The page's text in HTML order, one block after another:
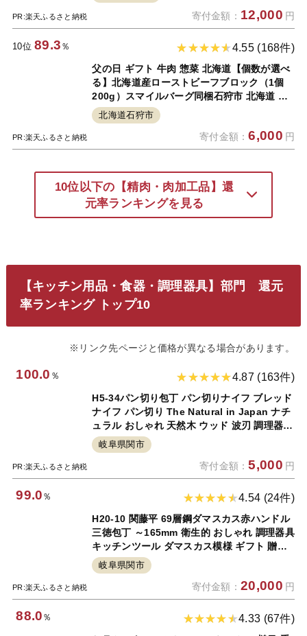
PR:楽天ふるさと納税
ァーム 12000円 36000円 72000円 144000円
寄付金額： 12,000 円
10位89.3 ％
PR:楽天ふるさと納税
4.55 (168件)
父の日 ギフト 牛肉 惣菜 北海道【個数が選べ
る】北海道産ローストビーフブロック（1個
200g）スマイルバーグ同梱石狩市 北海道 国
産牛 北海道牛 牛もも肉 ブロック肉 真空低温
調理 ビーフ ハンバーグ 人気 贈り物（のし対
北海道石狩市
寄付金額：6,000 円
10位以下の【精肉・肉加工品】還
元率ランキングを見る
【キッチン用品・食器・調理器具】部門 還元
率ランキング トップ10
※リンク先ページと価格が異なる場合があります。
100.0
PR:楽天ふるさと納税
4.87 (163件)
H5-34パン切り包丁 パン切りナイフ ブレッド
ナイフ パン切り The Natural in Japan ナチ
ュラル おしゃれ 天然木 ウッド 波刃 調理器具
キッチンツール ギフト 贈り物にも 佐竹産業
【7営業日以内に発送】
岐阜県関市
寄付金額：5,000 円
99.0
PR:楽天ふるさと納税
4.54 (24件)
H20-10 関藤平 69層鋼ダマスカス赤ハンドル
三徳包丁 ～165mm 衛生的 おしゃれ 調理器具
キッチンツール ダマスカス模様 ギフト 贈り
物にも ヤクセル～
岐阜県関市
寄付金額：20,000 円
88.0 ％ 4.33 (67件)